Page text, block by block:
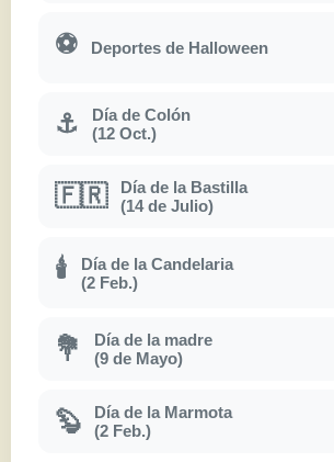
⚽ Deportes de Halloween
⚓
Día de Colón
(12 Oct.)
🇫🇷
Día de la Bastilla
(14 de Julio)
🕯
Día de la Candelaria
(2 Feb.)
💐
Día de la madre
(9 de Mayo)
🦫
Día de la Marmota
(2 Feb.)